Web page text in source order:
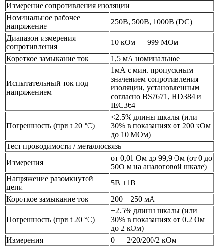
Измерение сопротивления изоляции
Номинальное рабочее
напряжение
250В, 500В, 1000В (DC)
Диапазон измерения
сопротивления
10 кОм — 999 МОм
Короткое замыкание ток
1,5 мА номинальное
Испытательный ток под
напряжением
1мА с мин. пропускным
значением сопротивления
изоляции, установленным
согласно BS7671, HD384 и
IEC364
Погрешность (при t 20 °C)
<2.5% длины шкалы (или
30% в показаниях от 200 кОм
до 10 МОм)
Тест проводимости / металлосвязь
Измерения
от 0,01 Ом до 99,9 Ом (от 0 до
50О м на аналоговой шкале)
Напряжение разомкнутой
цепи
5В ±1В
Короткое замыкание ток
200 – 250 мА
Погрешность (при t 20 °C)
±2.5% длины шкалы (или
30% в показаниях от 0.2 Ом
до 2 кОм)
Измерения
0 — 2/20/200/2 кОм